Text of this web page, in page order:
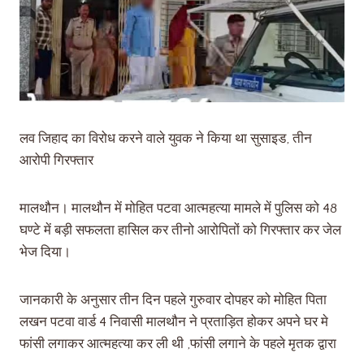
लव जिहाद का विरोध करने वाले युवक ने किया था सुसाइड, तीन
आरोपी गिरफ्तार
मालथौन। मालथौन में मोहित पटवा आत्महत्या मामले में पुलिस को 48
घण्टे में बड़ी सफलता हासिल कर तीनो आरोपितों को गिरफ्तार कर जेल
भेज दिया।
जानकारी के अनुसार तीन दिन पहले गुरुवार दोपहर को मोहित पिता
लखन पटवा वार्ड 4 निवासी मालथौन ने प्रताड़ित होकर अपने घर मे
फांसी लगाकर आत्महत्या कर ली थी ,फांसी लगाने के पहले मृतक द्वारा